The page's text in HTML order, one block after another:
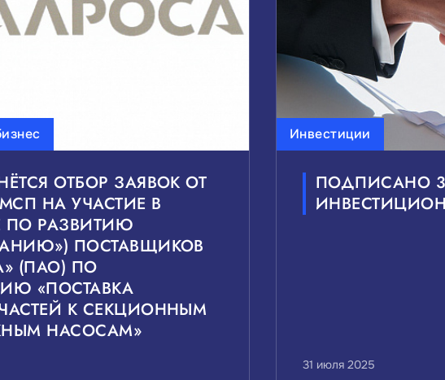
ОТБОР ЗАЯВОК ОТ
НА УЧАСТИЕ В
ПО РАЗВИТИЮ
ПОСТАВЩИКОВ
(ПАО) ПО
«ПОСТАВКА
К СЕКЦИОННЫМ
НАСОСАМ»
Инвестиции
ПОДПИСАНО
31 июля 2025